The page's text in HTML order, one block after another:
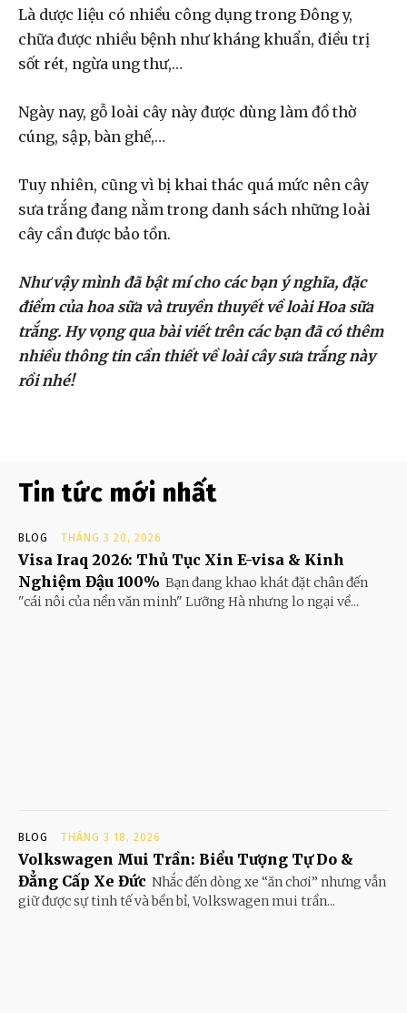
Là dược liệu có nhiều công dụng trong Đông y,
chữa được nhiều bệnh như kháng khuẩn, điều trị
sốt rét, ngừa ung thư,…
Ngày nay, gỗ loài cây này được dùng làm đồ thờ
cúng, sập, bàn ghế,…
Tuy nhiên, cũng vì bị khai thác quá mức nên cây
sưa trắng đang nằm trong danh sách những loài
cây cần được bảo tồn.
Như vậy mình đã bật mí cho các bạn ý nghĩa, đặc
điểm của hoa sữa và truyền thuyết về loài Hoa sữa
trắng. Hy vọng qua bài viết trên các bạn đã có thêm
nhiều thông tin cần thiết về loài cây sưa trắng này
rồi nhé!
Tin tức mới nhất
BLOG THÁNG 3 20, 2026
Visa Iraq 2026: Thủ Tục Xin E-visa & Kinh
Nghiệm Đậu 100% Bạn đang khao khát đặt chân đến
"cái nôi của nền văn minh" Lưỡng Hà nhưng lo ngại về...
BLOG THÁNG 3 18, 2026
Volkswagen Mui Trần: Biểu Tượng Tự Do &
Đẳng Cấp Xe Đức Nhắc đến dòng xe “ăn chơi” nhưng vẫn
giữ được sự tinh tế và bền bỉ, Volkswagen mui trần...